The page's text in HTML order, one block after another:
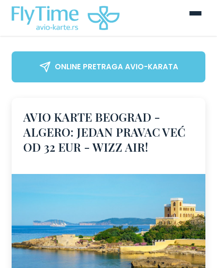
ONLINE PRETRAGA AVIO-KARATA
AVIO KARTE BEOGRAD -
ALGERO: JEDAN PRAVAC VEĆ
OD 32 EUR - WIZZ AIR!